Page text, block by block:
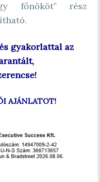
főnököt” rész
gyakorlattal az
AJÁNLATOT!